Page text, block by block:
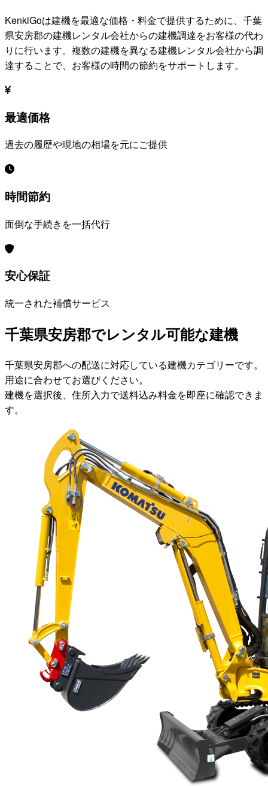
KenkiGoは建機を最適な価格・料金で提供するために、 千葉
県安房郡の建機レンタル会社からの建機調達をお客様の代わ
りに行います。複数の建機を異なる建機レンタル会社から調
達することで、お客様の時間の節約をサポートします。
最適価格
過去の履歴や現地の相場を元にご提供
時間節約
面倒な手続きを一括代行
安心保証
統一された補償サービス
千葉県安房郡でレンタル可能な建機
千葉県安房郡への配送に対応している建機カテゴリーです。
用途に合わせてお選びください。
建機を選択後、住所入力で送料込み料金を即座に確認できま
す。